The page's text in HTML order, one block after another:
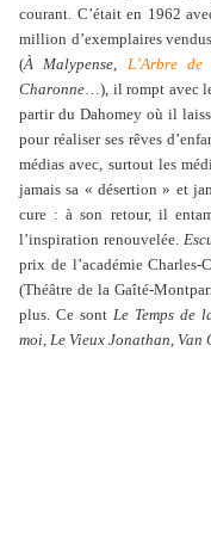
courant. C’était en 1962
million d’exemplaires
(À Malypense, L’Arbre de
Charonne…), il rompt avec
partir du Dahomey où il
pour réaliser ses rêves
médias avec, surtout les
jamais sa « désertion » et
cure : à son retour, il
l’inspiration renouvelée.
prix de l’académie Charles-
(Théâtre de la Gaîté-
plus. Ce sont Le Temps de
moi, Le Vieux Jonathan, Van